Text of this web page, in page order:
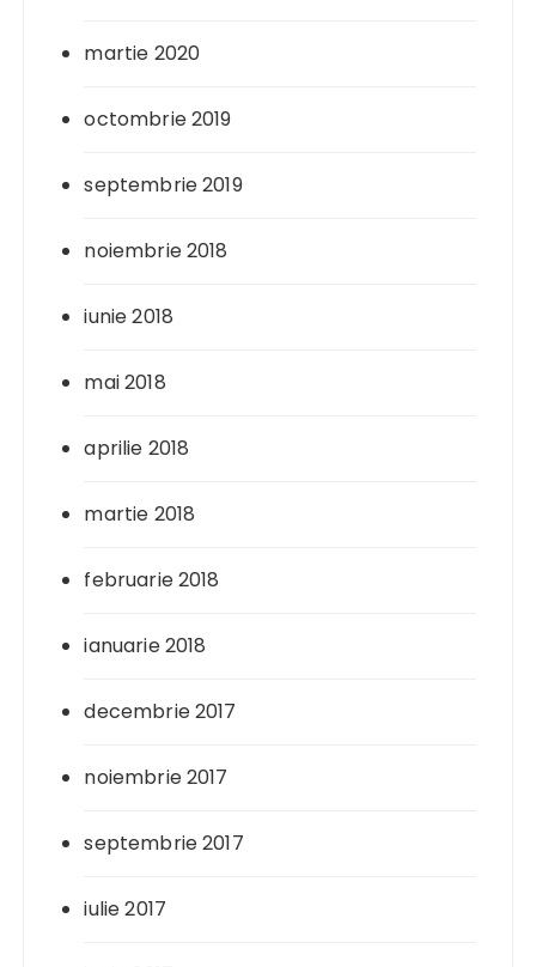
martie 2020
octombrie 2019
septembrie 2019
noiembrie 2018
iunie 2018
mai 2018
aprilie 2018
martie 2018
februarie 2018
ianuarie 2018
decembrie 2017
noiembrie 2017
septembrie 2017
iulie 2017